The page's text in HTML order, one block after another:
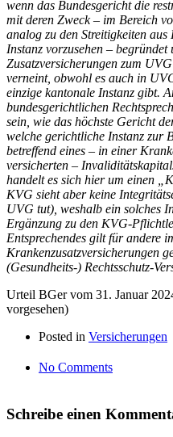
wenn das Bundesgericht die
mit deren Zweck – im Bereich
analog zu den Streitigkeiten
Instanz vorzusehen –
Zusatzversicherungen zum
verneint, obwohl es auch in
einzige kantonale Instanz gibt.
bundesgerichtlichen
sein, wie das höchste Gericht
welche gerichtliche Instanz zur
betreffend eines – in einer
versicherten –
handelt es sich hier um einen
KVG sieht aber keine
UVG tut), weshalb ein solches
Ergänzung zu den KVG-
Entsprechendes gilt für andere
Krankenzusatzversicherungen
(Gesundheits-) Rechtsschutz-
Urteil BGer vom 31. Januar
vorgesehen)
Posted in Versicherungen
No Comments
Schreibe einen